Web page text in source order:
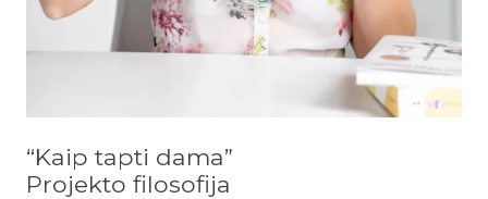
“Kaip tapti dama”
Projekto filosofija